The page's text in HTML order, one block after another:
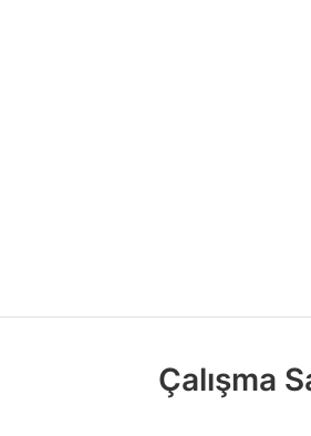
Çalışma